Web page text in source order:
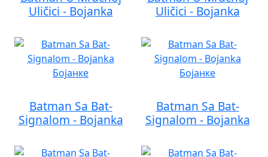
Uličici - Bojanka
Uličici - Bojanka
Batman Sa Bat-
Signalom - Bojanka
Batman Sa Bat-
Signalom - Bojanka